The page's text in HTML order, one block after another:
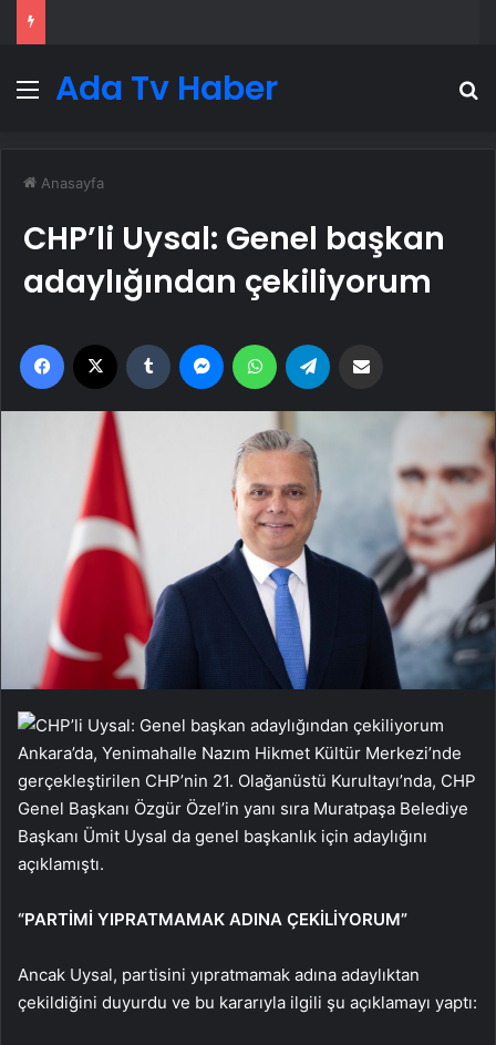
Menü
Ada Tv Haber
Anasayfa
CHP’li Uysal: Genel başkan
adaylığından çekiliyorum
Facebook Tumblr MessengerWhatsApp
Ankara’da, Yenimahalle Nazım Hikmet Kültür Merkezi’nde
gerçekleştirilen CHP’nin 21. Olağanüstü Kurultayı’nda, CHP
Genel Başkanı Özgür Özel’in yanı sıra Muratpaşa Belediye
Başkanı Ümit Uysal da genel başkanlık için adaylığını
açıklamıştı.
“PARTİMİ YIPRATMAMAK ADINA ÇEKİLİYORUM”
Ancak Uysal, partisini yıpratmamak adına adaylıktan
çekildiğini duyurdu ve bu kararıyla ilgili şu açıklamayı yaptı: